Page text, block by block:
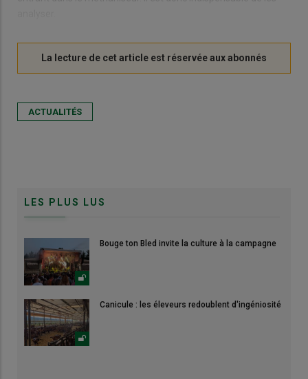
ACTUALITÉS
LES PLUS LUS
Bouge ton Bled invite la culture à la campagne
Canicule : les éleveurs redoublent d'ingéniosité